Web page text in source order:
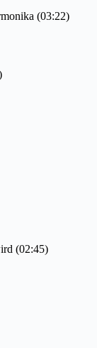
(03:22)
(02:45)